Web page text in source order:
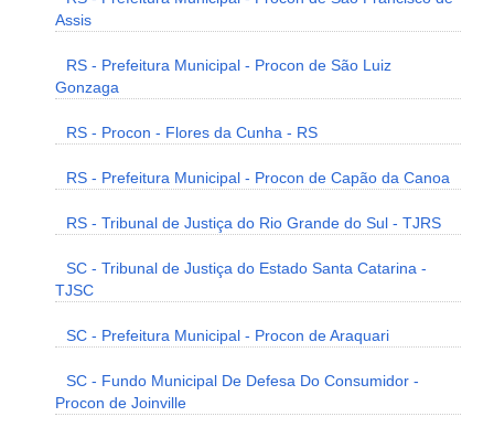
Assis
RS - Prefeitura Municipal - Procon de São Luiz
Gonzaga
RS - Procon - Flores da Cunha - RS
RS - Prefeitura Municipal - Procon de Capão da Canoa
RS - Tribunal de Justiça do Rio Grande do Sul - TJRS
SC - Tribunal de Justiça do Estado Santa Catarina -
TJSC
SC - Prefeitura Municipal - Procon de Araquari
SC - Fundo Municipal De Defesa Do Consumidor -
Procon de Joinville